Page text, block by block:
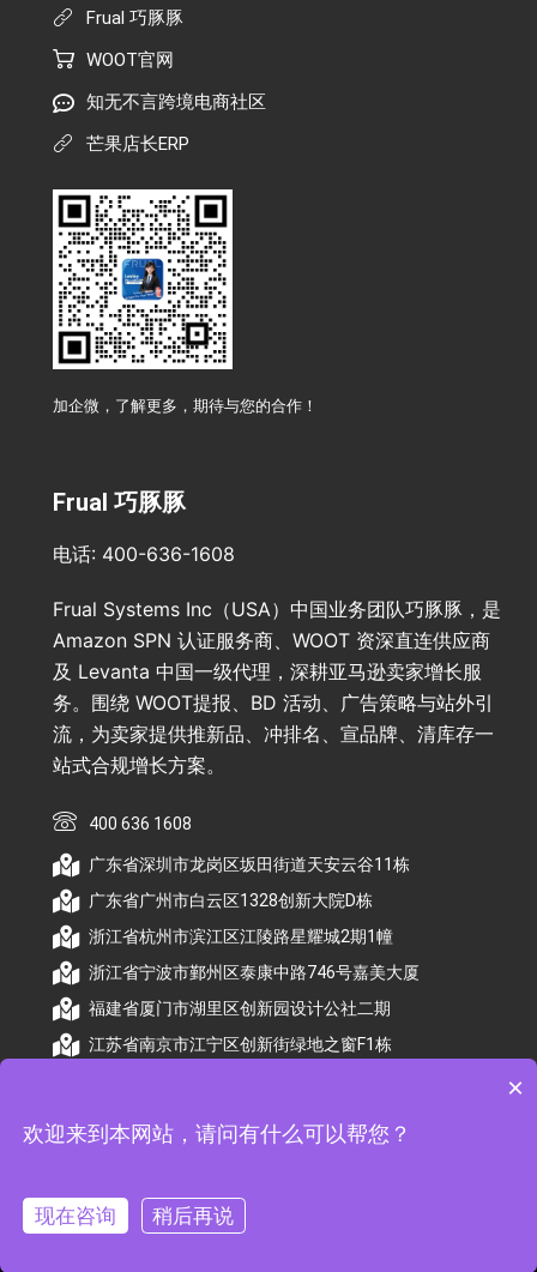
Frual 巧豚豚
WOOT官网
知无不言跨境电商社区
芒果店长ERP
加企微，了解更多，期待与您的合作！
Frual 巧豚豚
电话: 400-636-1608
Frual Systems Inc（USA）中国业务团队巧豚豚，是
Amazon SPN 认证服务商、WOOT 资深直连供应商
及 Levanta 中国一级代理，深耕亚马逊卖家增长服
务。围绕 WOOT提报、BD 活动、广告策略与站外引
流，为卖家提供推新品、冲排名、宣品牌、清库存一
站式合规增长方案。
400 636 1608
广东省深圳市龙岗区坂田街道天安云谷11栋
广东省广州市白云区1328创新大院D栋
浙江省杭州市滨江区江陵路星耀城2期1幢
浙江省宁波市鄞州区泰康中路746号嘉美大厦
福建省厦门市湖里区创新园设计公社二期
江苏省南京市江宁区创新街绿地之窗F1栋
备案号：浙ICP备2026009174号
×
欢迎来到本网站，请问有什么可以帮您？
现在咨询 稍后再说